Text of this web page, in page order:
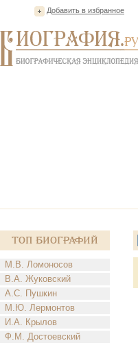
Добавить в избранное
Топ Биографий
М.В. Ломоносов
В.А. Жуковский
А.С. Пушкин
М.Ю. Лермонтов
И.А. Крылов
Ф.М. Достоевский